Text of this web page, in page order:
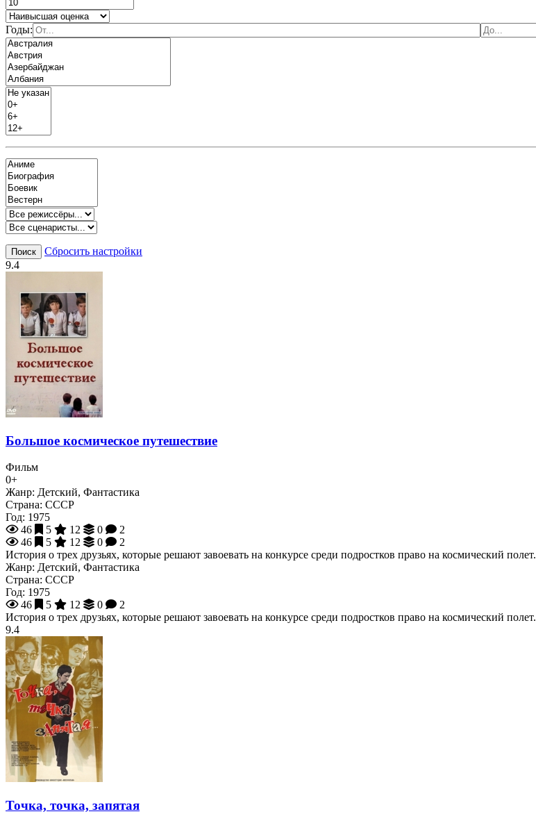
Годы:
Поиск
Сбросить настройки
9.4
Большое космическое путешествие
Фильм
0+
Жанр: Детский, Фантастика
Страна: СССР
Год: 1975
46
5 12 0
2
46
5 12 0
2
История о трех друзьях, которые решают завоевать на конкурсе среди подростков право на космический полет.
Жанр: Детский, Фантастика
Страна: СССР
Год: 1975
46
5 12 0
2
История о трех друзьях, которые решают завоевать на конкурсе среди подростков право на космический полет.
9.4
Точка, точка, запятая